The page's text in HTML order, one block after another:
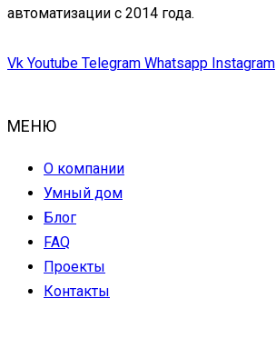
автоматизации с 2014 года.
Vk Youtube Telegram Whatsapp Instagram
МЕНЮ
О компании
Умный дом
Блог
FAQ
Проекты
Контакты